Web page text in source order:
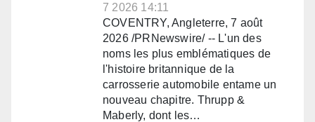
7 2026 14:11
COVENTRY, Angleterre, 7 août
2026 /PRNewswire/ -- L'un des
noms les plus emblématiques de
l'histoire britannique de la
carrosserie automobile entame un
nouveau chapitre. Thrupp &
Maberly, dont les…